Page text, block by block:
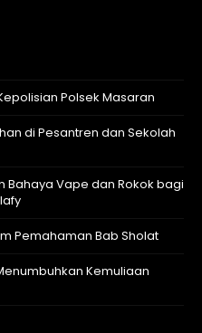
Polsek Masaran
di Pesantren dan Sekolah
Bahaya Vape dan Rokok bagi
Pemahaman Bab Sholat
Kemuliaan